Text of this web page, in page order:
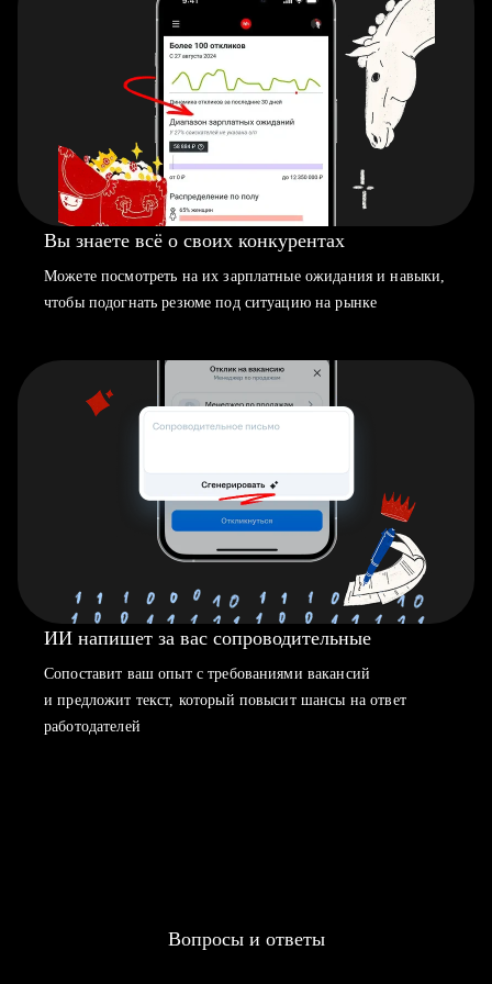
Вы знаете всё о своих конкурентах
Можете посмотреть на их зарплатные ожидания и навыки,
чтобы подогнать резюме под ситуацию на рынке
ИИ напишет за вас сопроводительные
Сопоставит ваш опыт с требованиями вакансий
и предложит текст, который повысит шансы на ответ
работодателей
Вопросы и ответы